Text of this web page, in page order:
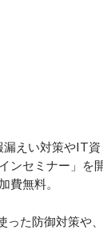
えい対策やIT資
ンセミナー」を
無料。
った防御対策や、